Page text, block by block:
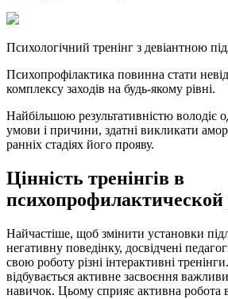
Психологічний тренінг з девіантною
Психопрофілактика повинна стати
комплексу заходів на будь-якому рівні.
Найбільшою результативністю володіє
умови і причини, здатні викликати
ранніх стадіях його прояву.
Цінність тренінгів в
психопрофилактической
Найчастіше, щоб змінити установки
негативну поведінку, досвідчені
свою роботу різні інтерактивні
відбувається активне засвоєння
навичок. Цьому сприяє активна робота